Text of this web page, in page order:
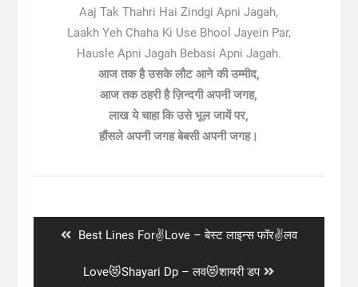
Aaj Tak Thahri Hai Zindgi Apni Jagah,
Laakh Yeh Chaha Ki Use Bhool Jayein Par,
Hausle Apni Jagah Bebasi Apni Jagah.
आज तक है उसके लौट आने की उम्मीद,
आज तक ठहरी है ज़िन्दगी अपनी जगह,
लाख ये चाहा कि उसे भूल जायें पर,
हौंसले अपनी जगह बेबसी अपनी जगह।
Previous
Best Lines For✌️Love – बेस्ट लाइन्स फॉर✌️लव
Next
Love😻Shayari Dp – लव😻शायरी डप